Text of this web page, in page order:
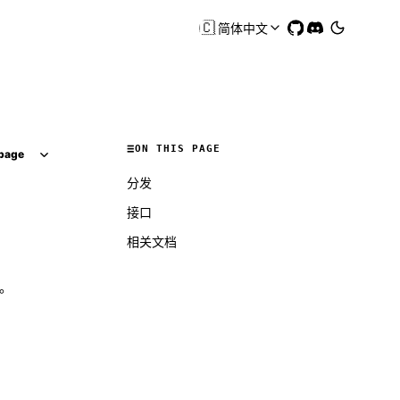
🇨🇳简体中文
ON THIS PAGE
分发
接口
相关文档